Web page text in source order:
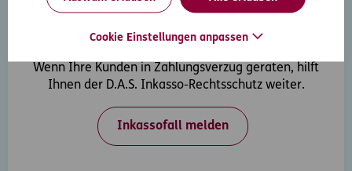
Cookie Einstellungen anpassen
Inkasso-Rechtsschutz
Wenn Ihre Kunden in Zahlungsverzug geraten, hilft
Ihnen der D.A.S. Inkasso-Rechtsschutz weiter.
Inkassofall melden